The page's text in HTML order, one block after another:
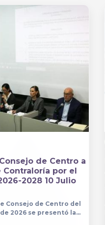
de Centro a
por el
2028 10 Julio
Consejo de Centro del
2026 se presentó la